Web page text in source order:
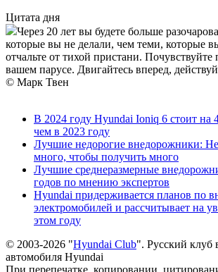
Цитата дня
Через 20 лет вы будете больше
которые вы не делали, чем теми, которые
отчальте от тихой пристани.
вашем парусе. Двигайтесь вперед,
© Марк Твен
В 2024 году Hyundai Ioniq 6 стоит на
чем в 2023 году
Лучшие недорогие внедорожники:
много, чтобы получить много
Лучшие среднеразмерные
годов по мнению экспертов
Hyundai придерживается планов по
электромобилей и рассчитывает на
этом году
© 2003-2026 "Hyundai Club". Русский клуб
автомобиля Hyundai
При перепечатке, копировании,